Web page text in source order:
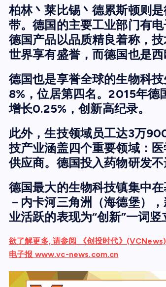
柏林丶莱比锡丶德累斯顿则
带。德国的主要工业部门有
德国产品以品质精良着称，
世界享有盛誉，而德国也是西
德国也是享誉全球的生物科
8%，位居第四名。2015年
增长0.25%，创新高纪录。
此外，生技领域员工达3万
技产业涵盖四个重要领域：
供应商。德国投入药物研发
德国最大的生物科技镇集中
－内卡河三角洲（海德堡）
业活跃的表现为“创新”一词竖
欲了解更多, 请参阅 《创投时代》(VCNews)
电子报 www.vc-news.com.cn